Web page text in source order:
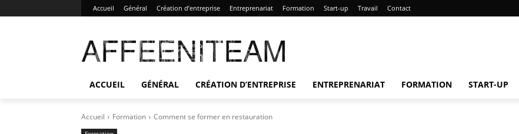
Accueil Général Création d’entreprise Entreprenariat Formation Start-up Travail Contact
AFFEENITEAM
ACCUEIL GÉNÉRAL CRÉATION D’ENTREPRISE ENTREPRENARIAT FORMATION START-UP
Accueil Formation Comment se former en restauration